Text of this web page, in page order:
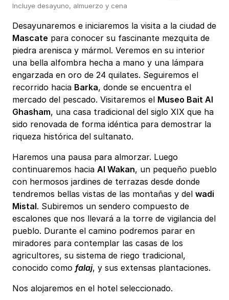
Incluye desayuno, almuerzo y cena
Desayunaremos e iniciaremos la visita a la ciudad de
Mascate para conocer su fascinante mezquita de
piedra arenisca y mármol. Veremos en su interior
una bella alfombra hecha a mano y una lámpara
engarzada en oro de 24 quilates. Seguiremos el
recorrido hacia Barka, donde se encuentra el
mercado del pescado. Visitaremos el Museo Bait Al
Ghasham, una casa tradicional del siglo XIX que ha
sido renovada de forma idéntica para demostrar la
riqueza histórica del sultanato.
Haremos una pausa para almorzar. Luego
continuaremos hacia Al Wakan, un pequeño pueblo
con hermosos jardines de terrazas desde donde
tendremos bellas vistas de las montañas y del wadi
Mistal. Subiremos un sendero compuesto de
escalones que nos llevará a la torre de vigilancia del
pueblo. Durante el camino podremos parar en
miradores para contemplar las casas de los
agricultores, su sistema de riego tradicional,
conocido como falaj, y sus extensas plantaciones.
Nos alojaremos en el hotel seleccionado.